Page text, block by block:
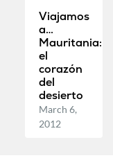
Viajamos
a…
Mauritania:
el
corazón
del
desierto
March 6,
2012